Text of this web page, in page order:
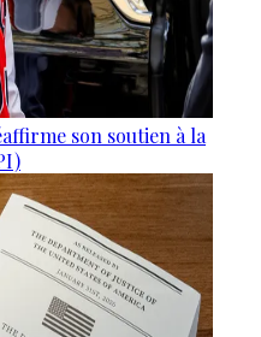
son soutien à la